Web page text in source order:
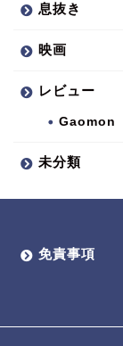
息抜き
映画
レビュー
Gaomon
未分類
免責事項